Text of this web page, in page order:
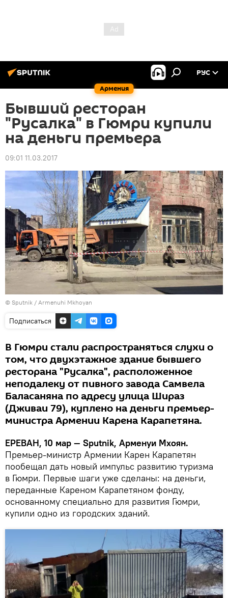
Армения
РУС
Бывший ресторан
"Русалка" в Гюмри купили
на деньги премьера
09:01 11.03.2017
© Sputnik / Armenuhi Mkhoyan
Подписаться
В Гюмри стали распространяться слухи о
том, что двухэтажное здание бывшего
ресторана "Русалка", расположенное
неподалеку от пивного завода Самвела
Баласаняна по адресу улица Шираз
(Дживаи 79), куплено на деньги премьер-
министра Армении Карена Карапетяна.
ЕРЕВАН, 10 мар — Sputnik, Арменуи Мхоян.
Премьер-министр Армении Карен Карапетян
пообещал дать новый импульс развитию туризма
в Гюмри. Первые шаги уже сделаны: на деньги,
переданные Кареном Карапетяном фонду,
основанному специально для развития Гюмри,
купили одно из городских зданий.